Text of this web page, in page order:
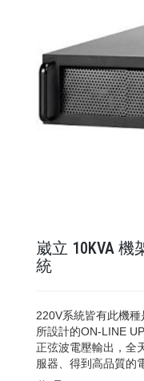
崴立 10KVA 機
統
220V系統皆有此機
所設計的ON-LINE
正弦波電壓輸出，全
服器、得到高品質的